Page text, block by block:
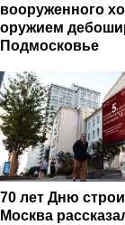
вооруженного
оружием
Подмосковье
70 лет Дню
Москва